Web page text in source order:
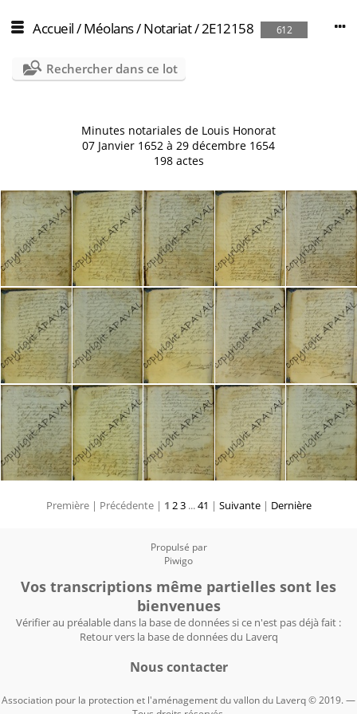
Accueil/Méolans/Notariat/2E12158 612
Rechercher dans ce lot
Minutes notariales de Louis Honorat
07 Janvier 1652 à 29 décembre 1654
198 actes
Première | Précédente | 1 23...41 | Suivante | Dernière
Propulsé par
Piwigo
Vos transcriptions même partielles sont les
bienvenues
Vérifier au préalable dans la base de données si ce n'est pas déjà fait :
Retour vers la base de données du Laverq
Nous contacter
Association pour la protection et l'aménagement du vallon du Laverq © 2019. —